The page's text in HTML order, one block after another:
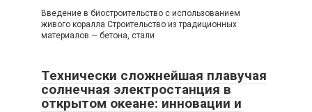
Введение в биостроительство с использованием
живого коралла Строительство из традиционных
материалов — бетона, стали
Технически сложнейшая плавучая
солнечная электростанция в
открытом океане: инновации и